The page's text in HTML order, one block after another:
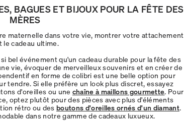
BAGUES ET BIJOUX POUR LA FÊTE DES
MÈRES
maternelle dans votre vie, montrer votre attachement
le cadeau ultime.
bel événement qu'un cadeau durable pour la fête des
vie, évoquer de merveilleux souvenirs et en créer de
en forme de colibri est une belle option pour
tendre. Si elle préfère un look plus discret, essayez
d'oreilles ou une chaîne à maillons gourmette. Pour
optez plutôt pour des pièces avec plus d'éléments
rétro ou desboutons d'oreilles ornés d'un diamant.
dans notre gamme de cadeaux luxueux.